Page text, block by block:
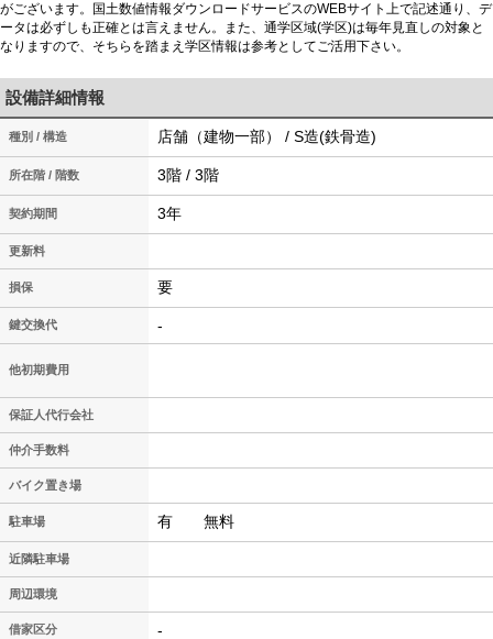
がございます。国土数値情報ダウンロードサービスのWEBサイト上で記述通り、デ
ータは必ずしも正確とは言えません。また、通学区域(学区)は毎年見直しの対象と
なりますので、そちらを踏まえ学区情報は参考としてご活用下さい。
設備詳細情報
種別 / 構造 店舗（建物一部） / S造(鉄骨造)
所在階 / 階数 3階 / 3階
契約期間 3年
更新料
損保 要
鍵交換代 -
他初期費用
保証人代行会社
仲介手数料
バイク置き場
駐車場 有 無料
近隣駐車場
周辺環境
借家区分 -